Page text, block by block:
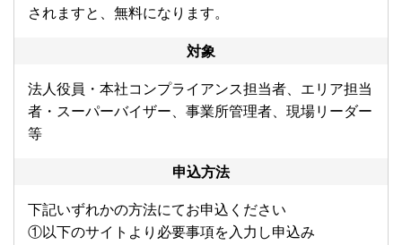
されますと、無料になります。
対象
法人役員・本社コンプライアンス担当者、エリア担当
者・スーパーバイザー、事業所管理者、現場リーダー
等
申込方法
下記いずれかの方法にてお申込ください
①以下のサイトより必要事項を入力し申込み